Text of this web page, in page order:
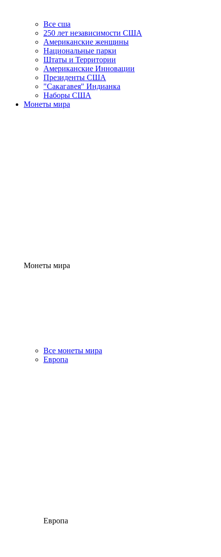
Все сша
250 лет независимости США
Американские женщины
Национальные парки
Штаты и Территории
Американские Инновации
Президенты США
"Сакагавея" Индианка
Наборы США
Монеты мира
Монеты мира
Все монеты мира
Европа
Европа